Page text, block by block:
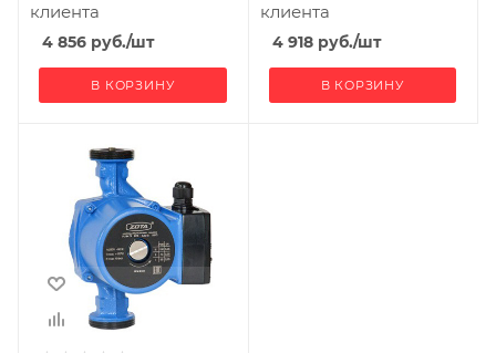
клиента
4 856 руб./шт
В КОРЗИНУ
клиента
4 918руб./шт
В КОРЗИНУ